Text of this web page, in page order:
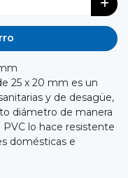
25 x 20 mm es un
y de desagüe,
diámetro de manera
lo hace resistente
domésticas e